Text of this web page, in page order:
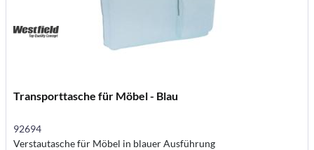
Transporttasche für Möbel - Blau
92694
Verstautasche für Möbel in blauer Ausführung